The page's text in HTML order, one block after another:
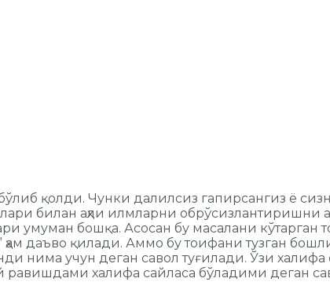
қолди. Чунки далилсиз гапирсангиз ё
билан аҳли илмларни обрўсизлантиришни
умуман бошқа. Асосан бу масалани кўтарган
даъво қилади. Аммо бу тоифани тузган
нима учун деган савол туғилади. Ўзи
халифа сайласа бўладими деган